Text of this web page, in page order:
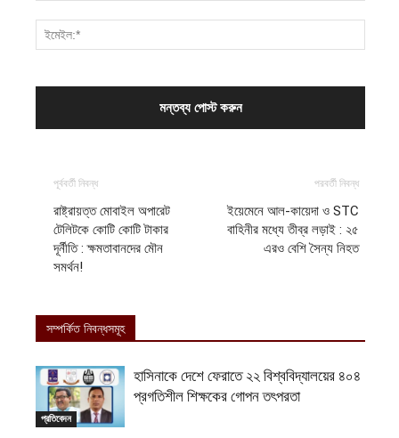
পূর্ববর্তী নিবন্ধ
রাষ্ট্রায়ত্ত মোবাইল অপারেট
টেলিটকে কোটি কোটি টাকার
দূর্নীতি : ক্ষমতাবানদের মৌন
সমর্থন!
পরবর্তী নিবন্ধ
ইয়েমেনে আল-কায়েদা ও STC
বাহিনীর মধ্যে তীব্র লড়াই : ২৫
এরও বেশি সৈন্য নিহত
সম্পর্কিত নিবন্ধসমূহ
প্রতিবেদন
হাসিনাকে দেশে ফেরাতে ২২ বিশ্ববিদ্যালয়ের ৪০৪
প্রগতিশীল শিক্ষকের গোপন তৎপরতা